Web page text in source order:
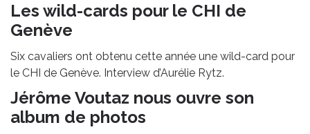
Les wild-cards pour le CHI de
Genève
Six cavaliers ont obtenu cette année une wild-card pour
le CHI de Genève. Interview d’Aurélie Rytz.
Jérôme Voutaz nous ouvre son
album de photos